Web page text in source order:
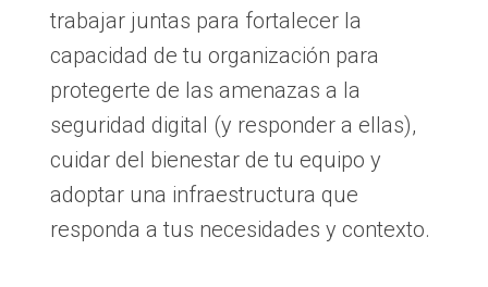
trabajar juntas para fortalecer la
capacidad de tu organización para
protegerte de las amenazas a la
seguridad digital (y responder a ellas),
cuidar del bienestar de tu equipo y
adoptar una infraestructura que
responda a tus necesidades y contexto.